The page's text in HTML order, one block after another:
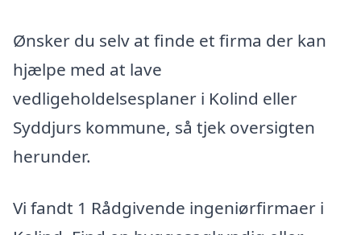
Ønsker du selv at finde et firma der kan
hjælpe med at lave
vedligeholdelsesplaner i Kolind eller
Syddjurs kommune, så tjek oversigten
herunder.
Vi fandt 1 Rådgivende ingeniørfirmaer i